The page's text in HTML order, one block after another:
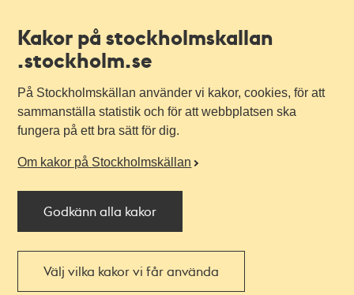
Kakor på stockholmskallan
.stockholm.se
På Stockholmskällan använder vi kakor, cookies, för att
sammanställa statistik och för att webbplatsen ska
fungera på ett bra sätt för dig.
Om kakor på Stockholmskällan
Godkänn alla kakor
Välj vilka kakor vi får använda